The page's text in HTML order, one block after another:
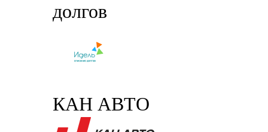
долгов
КАН АВТО